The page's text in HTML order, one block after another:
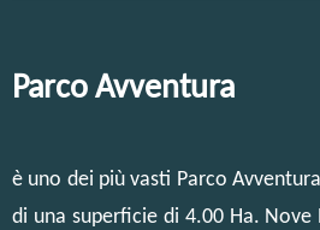
Parco Avventura
è uno dei più vasti Parco
di una superficie di 4.00 Ha.